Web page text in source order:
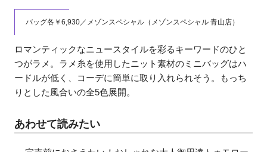
バッグ各￥6,930／メゾンスペシャル（メゾンスペシャル 青山店）
ロマンティックなニュースタイルを彩るキーワードのひと
つがラメ。ラメ糸を使用したニット素材のミニバッグはハ
ードルが低く、コーデに簡単に取り入れられそう。もっち
りとした風合いの全5色展開。
あわせて読みたい